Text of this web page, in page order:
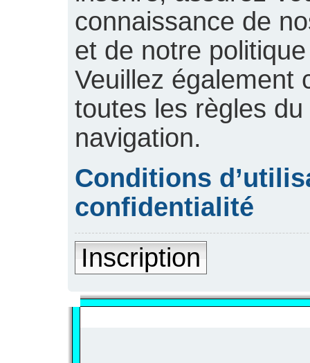
connaissance de
et de notre
Veuillez également
toutes les règles
navigation.
Conditions
confidentialité
Inscription